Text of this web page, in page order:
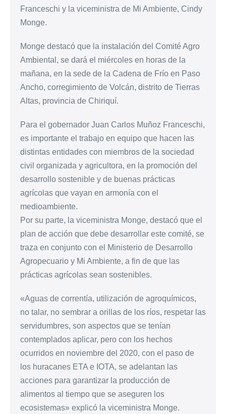
Franceschi y la viceministra de Mi Ambiente, Cindy
Monge.
Monge destacó que la instalación del Comité Agro
Ambiental, se dará el miércoles en horas de la
mañana, en la sede de la Cadena de Frío en Paso
Ancho, corregimiento de Volcán, distrito de Tierras
Altas, provincia de Chiriquí.
Para el gobernador Juan Carlos Muñoz Franceschi,
es importante el trabajo en equipo que hacen las
distintas entidades con miembros de la sociedad
civil organizada y agricultora, en la promoción del
desarrollo sostenible y de buenas prácticas
agrícolas que vayan en armonía con el
medioambiente.
Por su parte, la viceministra Monge, destacó que el
plan de acción que debe desarrollar este comité, se
traza en conjunto con el Ministerio de Desarrollo
Agropecuario y Mi Ambiente, a fin de que las
prácticas agrícolas sean sostenibles.
«Aguas de correntía, utilización de agroquímicos,
no talar, no sembrar a orillas de los ríos, respetar las
servidumbres, son aspectos que se tenían
contemplados aplicar, pero con los hechos
ocurridos en noviembre del 2020, con el paso de
los huracanes ETA e IOTA, se adelantan las
acciones para garantizar la producción de
alimentos al tiempo que se aseguren los
ecosistemas» explicó la viceministra Monge.